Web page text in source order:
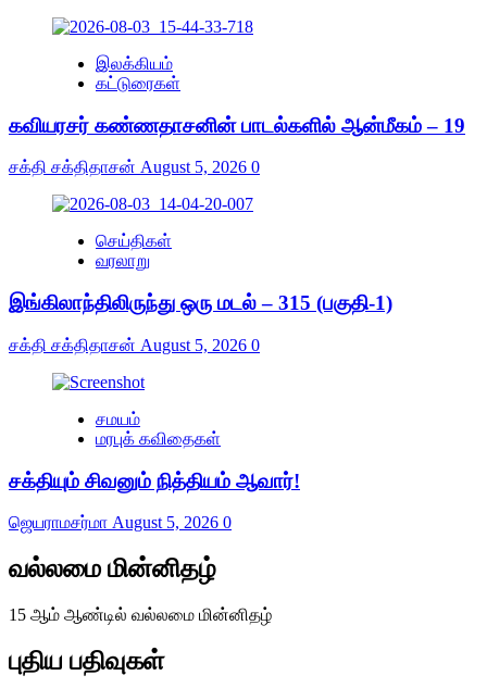
இலக்கியம்
கட்டுரைகள்
கவியரசர் கண்ணதாசனின் பாடல்களில் ஆன்மீகம் – 19
சக்தி சக்திதாசன் August 5, 2026 0
செய்திகள்
வரலாறு
இங்கிலாந்திலிருந்து ஒரு மடல் – 315 (பகுதி-1)
சக்தி சக்திதாசன் August 5, 2026 0
சமயம்
மரபுக் கவிதைகள்
சக்தியும் சிவனும் நித்தியம் ஆவார்!
ஜெயராமசர்மா August 5, 2026 0
வல்லமை மின்னிதழ்
15 ஆம் ஆண்டில் வல்லமை மின்னிதழ்
புதிய பதிவுகள்